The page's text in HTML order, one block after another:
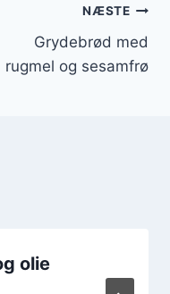
NÆSTE
Grydebrød med
rugmel og sesamfrø
olie